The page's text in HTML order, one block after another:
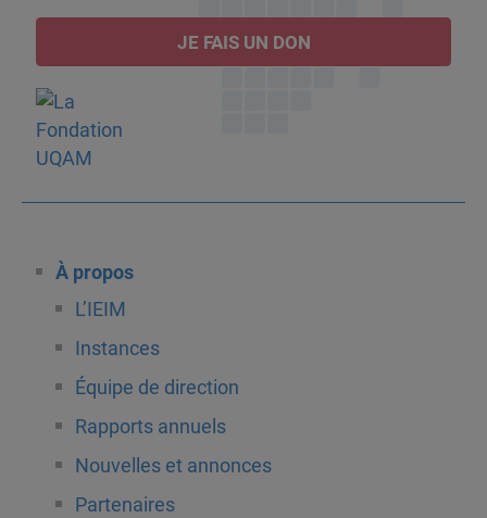
JE FAIS UN DON
À propos
L’IEIM
Instances
Équipe de direction
Rapports annuels
Nouvelles et annonces
Partenaires